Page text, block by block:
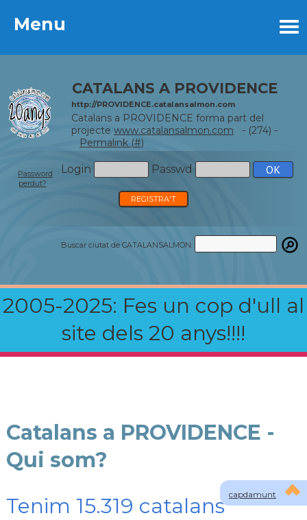
Menu
CATALANS A PROVIDENCE
http://PROVIDENCE.catalansalmon.com
Catalans a PROVIDENCE forma part del
projecte www.catalansalmon.com - (274) -
Permalink (#)
Login Passwd
Password
perdut?
REGISTRA'T
Buscar ciutat de CATALANSALMON:
2005-2025: Fes un cop d'ull al
site dels 20 anys!!!!
Menu
capdamunt
Catalans a PROVIDENCE -
Qui som?
Tenim 15.319 catalans